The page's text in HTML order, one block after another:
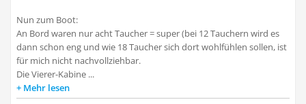
Nun zum Boot:
An Bord waren nur acht Taucher = super (bei 12 Tauchern wird es
dann schon eng und wie 18 Taucher sich dort wohlfühlen sollen, ist
für mich nicht nachvollziehbar.
Die Vierer-Kabine ...
Mehr lesen